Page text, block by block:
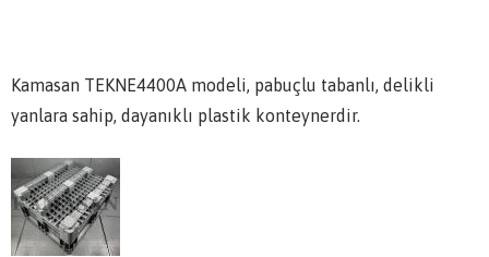
Kamasan TEKNE4400A modeli, pabuçlu tabanlı, delikli
yanlara sahip, dayanıklı plastik konteynerdir.